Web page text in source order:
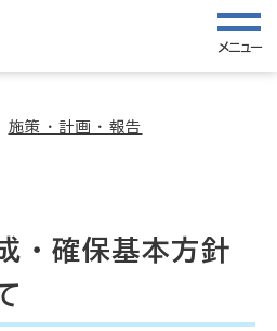
メニュー
施策・計画・報告
・確保基本方針